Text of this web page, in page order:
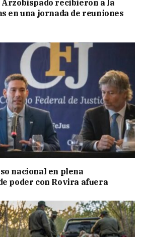
Arzobispado recibieron a la
en una jornada de reuniones
nacional en plena
poder con Rovira afuera